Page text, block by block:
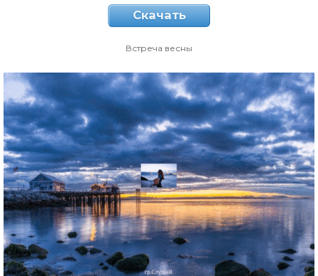
Скачать
Встреча весны